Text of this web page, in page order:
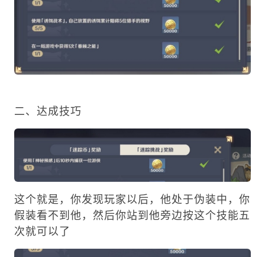
二、达成技巧
这个就是，你发现玩家以后，他处于伪装中，你
假装看不到他，然后你站到他旁边按这个技能五
次就可以了